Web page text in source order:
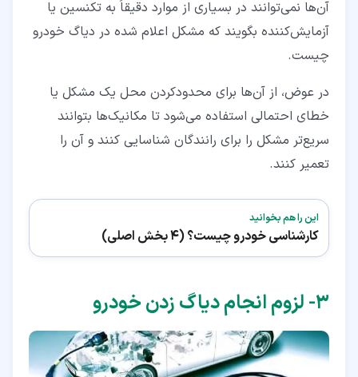
آن‌ها نمی‌توانند در بسیاری از موارد دقیقاً به تکنسین یا
آزمایش‌کننده بگویند که مشکل اعلام شده در دیاگ خودرو
چیست.
در عوض، از آن‌ها برای محدودکردن محل یک مشکل یا
خطای احتمالی استفاده می‌شود تا مکانیک‌ها بتوانند
سریع‌تر مشکل را برای رانندگان شناسایی کنند و آن را
تعمیر کنند.
این را هم بخوانید
کارشناسی خودرو چیست؟ (4 بخش اصلی)
۳‏- لزوم انجام دیاگ زدن خودرو